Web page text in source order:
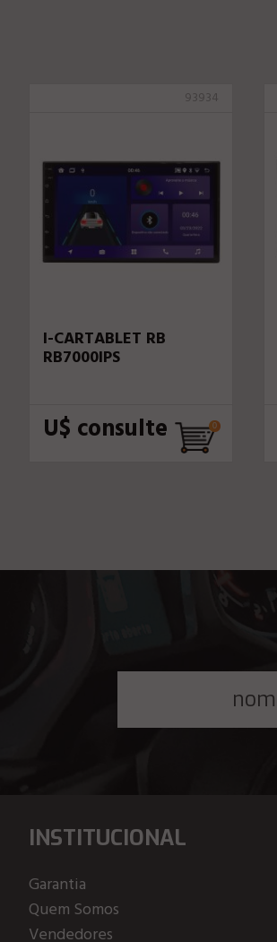
93934
I-CARTABLET RB
RB7000IPS
U$ consulte
INSTITUCIONAL
Garantia
Quem Somos
Vendedores